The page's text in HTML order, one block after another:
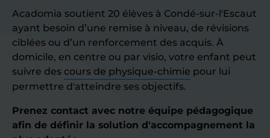
Acadomia soutient 20 élèves à Condé-sur-l'Escaut
ayant besoin d’une remise à niveau, de révisions
ciblées ou d’un renforcement des acquis. À
domicile, en centre ou par visio, votre enfant peut
suivre des cours de physique-chimie pour lui
permettre d'atteindre ses objectifs.
Prenez contact avec notre équipe pédagogique
afin de définir la solution d'accompagnement la